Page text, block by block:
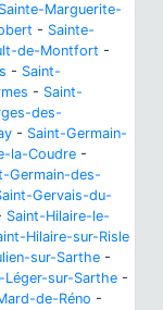
Sainte-Marguerite-
- Sainte-
de-Montfort -
- Saint-
- Saint-
des-
- Saint-Germain-
la-Coudre -
Germain-des-
Gervais-du-
Saint-Hilaire-le-
Hilaire-sur-Risle
sur-Sarthe -
Léger-sur-Sarthe -
de-Réno -